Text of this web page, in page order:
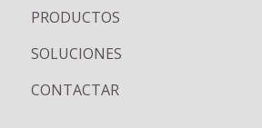
PRODUCTOS
SOLUCIONES
CONTACTAR